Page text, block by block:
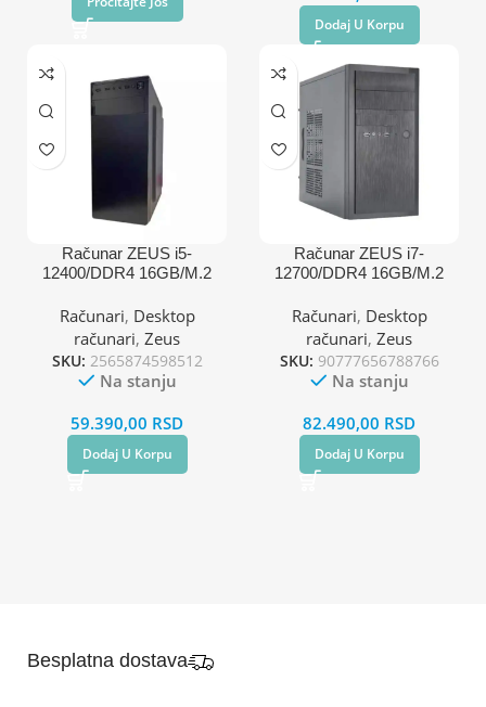
Dodaj U Korpu
Računar ZEUS i5-
12400/DDR4 16GB/M.2
Računari, Desktop
računari, Zeus
SKU: 2565874598512
Na stanju
59.390,00 RSD
Dodaj U Korpu
Računar ZEUS i7-
12700/DDR4 16GB/M.2
Računari, Desktop
računari, Zeus
SKU: 90777656788766
Na stanju
82.490,00 RSD
Dodaj U Korpu
Besplatna dostava